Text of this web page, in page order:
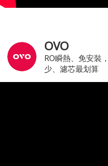
OVO
RO瞬熱、免安裝
少、濾芯最划算